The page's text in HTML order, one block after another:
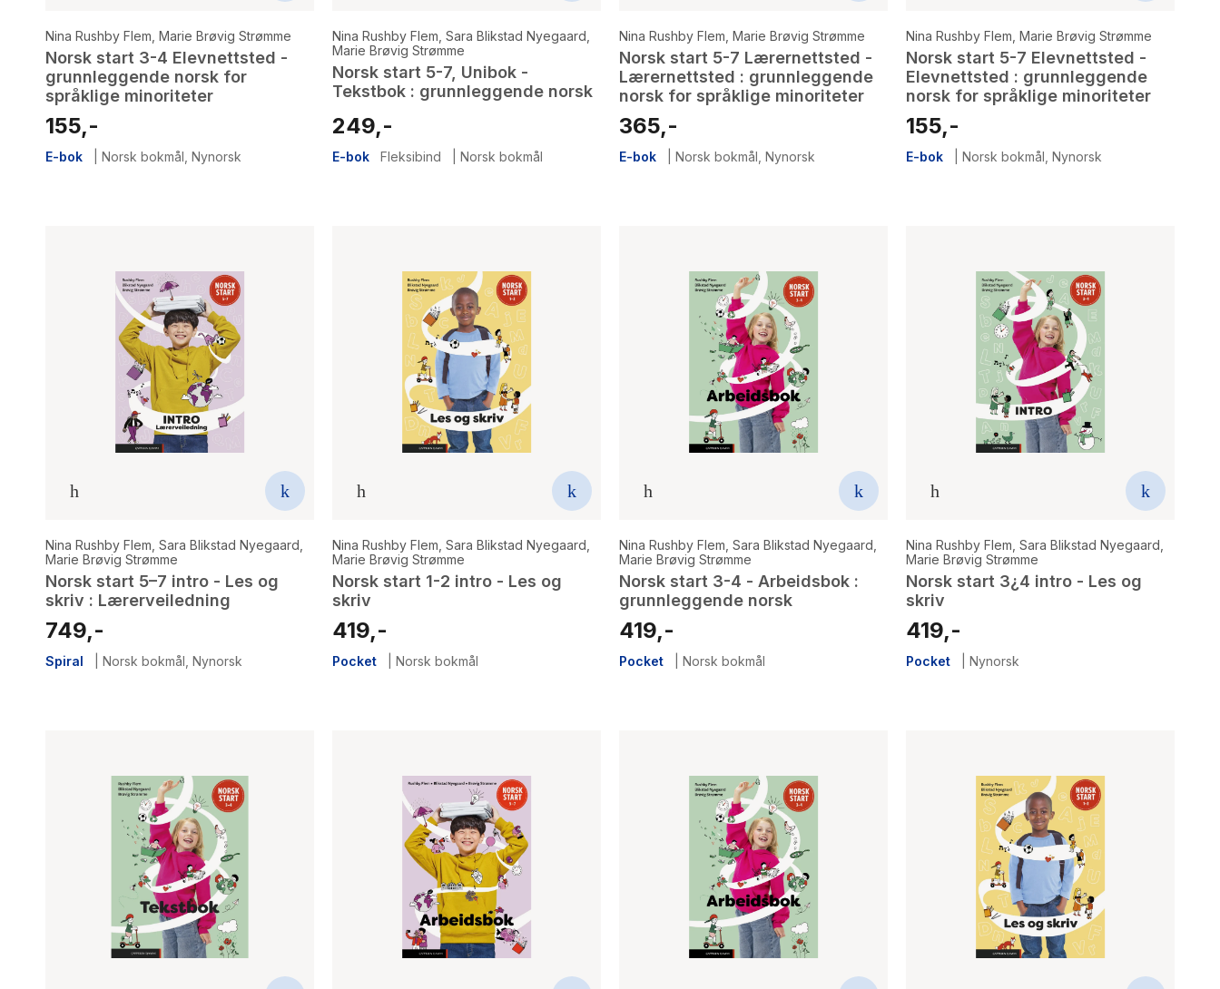
Nina Rushby Flem Marie Brøvig Strømme
Norsk start 3-4 Elevnettsted -
grunnleggende norsk for
språklige minoriteter
155,-
E-bok Norsk bokmål Nynorsk
Nina Rushby Flem Sara Blikstad Nyegaard
Marie Brøvig Strømme
Norsk start 5-7, Unibok -
Tekstbok : grunnleggende norsk
249,-
E-bok Fleksibind Norsk bokmål
Nina Rushby Flem Marie Brøvig Strømme
Norsk start 5-7 Lærernettsted -
Lærernettsted : grunnleggende
norsk for språklige minoriteter
365,-
E-bok Norsk bokmål Nynorsk
Nina Rushby Flem Marie Brøvig Strømme
Norsk start 5-7 Elevnettsted -
Elevnettsted : grunnleggende
norsk for språklige minoriteter
155,-
E-bok Norsk bokmål Nynorsk
Nina Rushby Flem Sara Blikstad Nyegaard
Marie Brøvig Strømme
Norsk start 5–7 intro - Les og
skriv : Lærerveiledning
749,-
Spiral Norsk bokmål Nynorsk
Nina Rushby Flem Sara Blikstad Nyegaard
Marie Brøvig Strømme
Norsk start 1-2 intro - Les og
skriv
419,-
Pocket Norsk bokmål
Nina Rushby Flem Sara Blikstad Nyegaard
Marie Brøvig Strømme
Norsk start 3-4 - Arbeidsbok :
grunnleggende norsk
419,-
Pocket Norsk bokmål
Nina Rushby Flem Sara Blikstad Nyegaard
Marie Brøvig Strømme
Norsk start 3¿4 intro - Les og
skriv
419,-
Pocket Nynorsk